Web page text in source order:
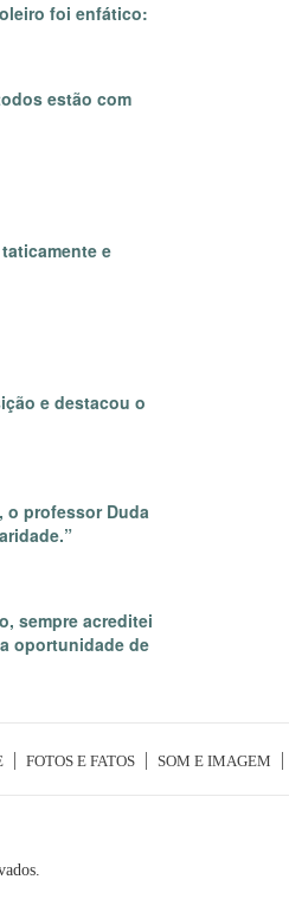
foi enfático:
estão com
e
e destacou o
o professor Duda
sempre acreditei
oportunidade de
FOTOS E FATOS SOM E IMAGEM